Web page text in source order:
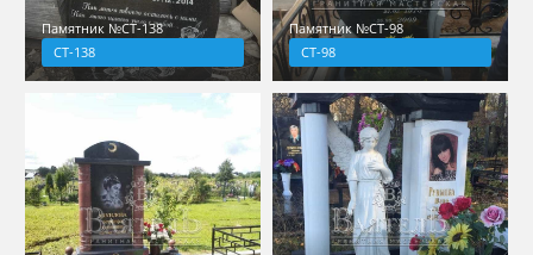
Памятник №СТ-138
СТ-138
Памятник №СТ-98
СТ-98